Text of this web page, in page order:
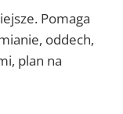
Pomaga
oddech,
plan na